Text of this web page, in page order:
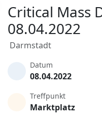
Critical Mass
08.04.2022
Darmstadt
Datum
08.04.2022
Treffpunkt
Marktplatz